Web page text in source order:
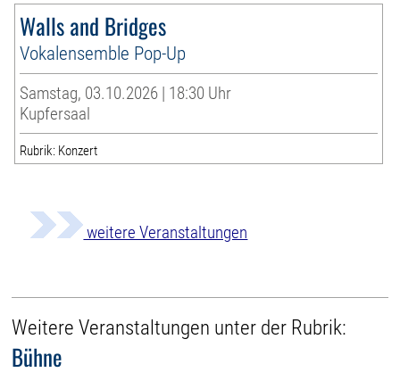
Walls and Bridges
Vokalensemble Pop-Up
Samstag, 03.10.2026 | 18:30 Uhr
Kupfersaal
Rubrik: Konzert
weitere Veranstaltungen
Weitere Veranstaltungen unter der Rubrik:
Bühne